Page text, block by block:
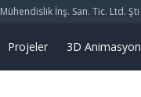
İnş. San. Tic. Ltd. Şti
Projeler 3D Animasyon